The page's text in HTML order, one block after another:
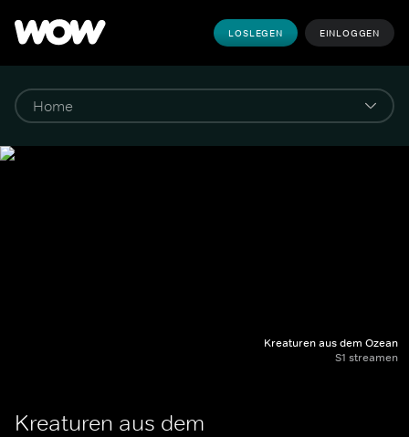
LOSLEGEN EINLOGGEN
Kreaturen aus dem Ozean
S1 streamen
Kreaturen aus dem